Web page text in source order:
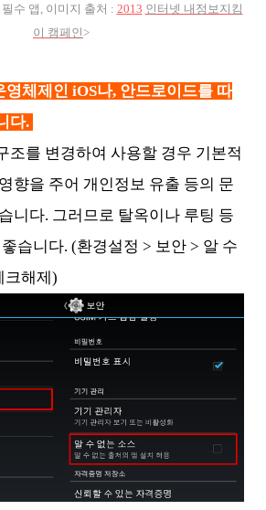
수 앱, 이미지 출처 : 2013 인터넷 내정보지킴
이 캠페인>
영체제인 iOS나, 안드로이드를 따
다.
조를 변경하여 사용할 경우 기본적
향을 주어 개인정보 유출 등의 문
니다. 그러므로 탈옥이나 루팅 등
습니다. (환경설정 > 보안 > 알 수
크해제)